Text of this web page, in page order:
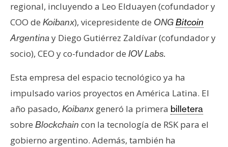
i
s
i
s
N
o
t
a
s
regional, incluyendo a Leo Elduayen (cofundador y
COO de Koibanx), vicepresidente de ONGBitcoin
Argentinay Diego Gutiérrez Zaldívar (cofundador y
socio), CEO y co-fundador de IOV Labs.
Esta empresa del espacio tecnológico ya ha
impulsado varios proyectos en América Latina. El
año pasado, Koibanx generó la primera billetera
sobre Blockchain con la tecnología de RSK para el
gobierno argentino. Además, también ha